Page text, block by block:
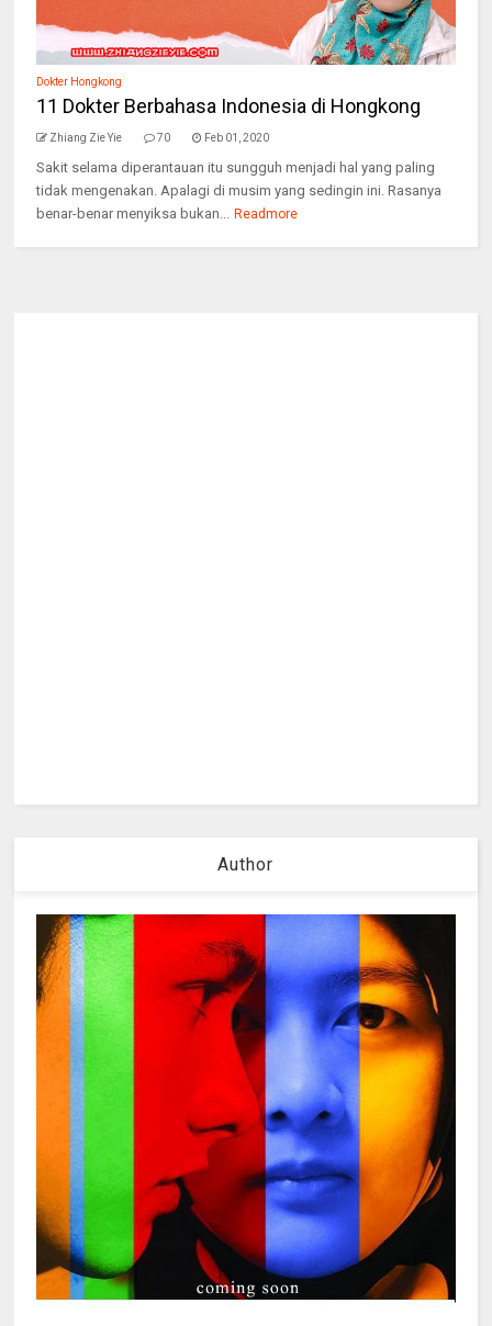
Dokter Hongkong
11 Dokter Berbahasa Indonesia di Hongkong
Zhiang Zie Yie 70 Feb 01, 2020
Sakit selama diperantauan itu sungguh menjadi hal yang paling
tidak mengenakan. Apalagi di musim yang sedingin ini. Rasanya
benar-benar menyiksa bukan... Readmore
Author